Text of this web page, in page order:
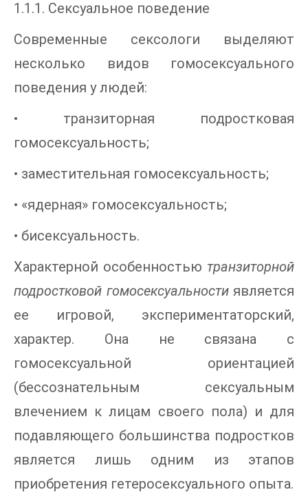
1.1.1. Сексуальное поведение
Современные сексологи выделяют
несколько видов гомосексуального
поведения у людей:
• транзиторная подростковая
гомосексуальность;
• заместительная гомосексуальность;
• «ядерная» гомосексуальность;
• бисексуальность.
Характерной особенностью транзиторной
подростковой гомосексуальностиявляется
ее игровой, экспериментаторский,
характер. Она не связана с
гомосексуальной ориентацией
(бессознательным сексуальным
влечением к лицам своего пола) и для
подавляющего большинства подростков
является лишь одним из этапов
приобретения гетеросексуального опыта.